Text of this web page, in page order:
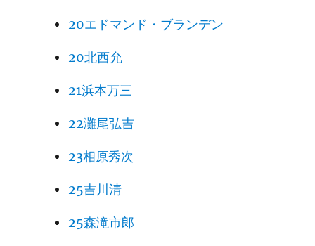
20エドマンド・ブランデン
20北西允
21浜本万三
22灘尾弘吉
23相原秀次
25吉川清
25森滝市郎